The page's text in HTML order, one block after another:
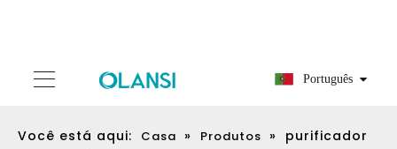
Português
Você está aqui: Casa » Produtos »
purificador